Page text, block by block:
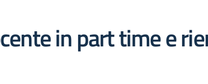
in part time e